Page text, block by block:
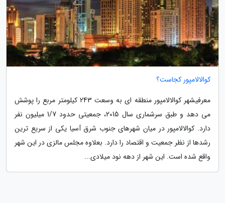
کوالالامپور کجاست؟
معرفیشهر کوالالامپور منطقه ای به وسعت 243 کیلومتر مربع را پوشش
می دهد و طبق سرشماری سال 2015، جمعیتی حدود 1/7 میلیون نفر
دارد. کوالالامپور در میان شهرهای جنوب شرق آسیا یکی از سریع ترین
رشدها از نظر جمعیت و اقتصاد را دارد. بعلاوه مجلس مالزی در این شهر
واقع شده است. این شهر از دهه نود میلادی...